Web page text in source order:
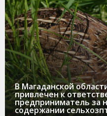
В Магаданской
привлечен к
предприниматель за
содержании